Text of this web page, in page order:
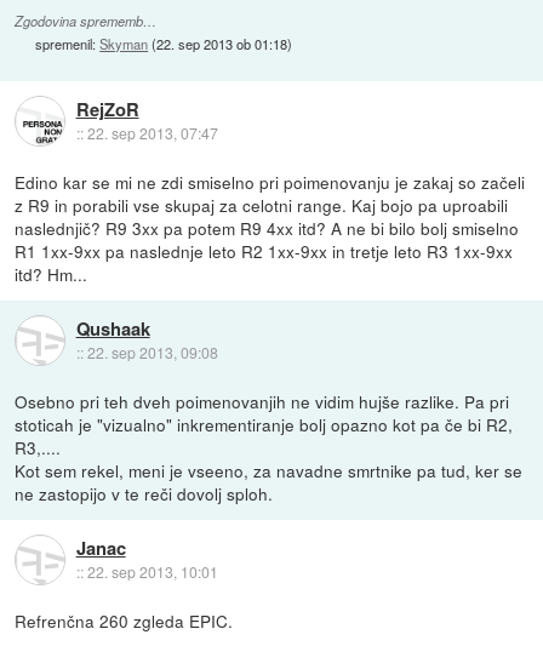
Zgodovina sprememb…
spremenil:Skyman(22. sep 2013 ob 01:18)
RejZoR
::22. sep 2013, 07:47
Edino kar se mi ne zdi smiselno pri poimenovanju je zakaj so začeli
z R9 in porabili vse skupaj za celotni range. Kaj bojo pa uproabili
naslednjič? R9 3xx pa potem R9 4xx itd? A ne bi bilo bolj smiselno
R1 1xx-9xx pa naslednje leto R2 1xx-9xx in tretje leto R3 1xx-9xx
itd? Hm...
Qushaak
::22. sep 2013, 09:08
Osebno pri teh dveh poimenovanjih ne vidim hujše razlike. Pa pri
stoticah je "vizualno" inkrementiranje bolj opazno kot pa če bi R2,
R3,....
Kot sem rekel, meni je vseeno, za navadne smrtnike pa tud, ker se
ne zastopijo v te reči dovolj sploh.
Janac
::22. sep 2013, 10:01
Refrenčna 260 zgleda EPIC.